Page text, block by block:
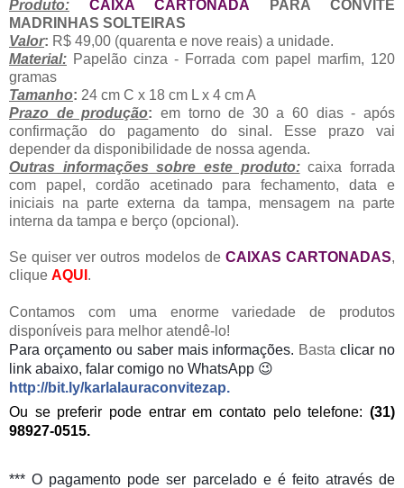
Produto: CAIXA CARTONADA PARA CONVITE
MADRINHAS SOLTEIRAS
Valor: R$ 49,00 (quarenta e nove reais) a unidade.
Material: Papelão cinza - Forrada com papel marfim, 120
gramas
Tamanho: 24 cm C x 18 cm L x 4 cm A
Prazo de produção: em torno de 30 a 60 dias - após
confirmação do pagamento do sinal. Esse prazo vai
depender da disponibilidade de nossa agenda.
Outras informações sobre este produto:caixa forrada
com papel, cordão acetinado para fechamento, data e
iniciais na parte externa da tampa, mensagem na parte
interna da tampa e berço (opcional).
Se quiser ver outros modelos de CAIXAS CARTONADAS,
clique AQUI .
Contamos com uma enorme variedade de produtos
disponíveis para melhor atendê-lo!
Para orçamentoou saber mais informações. Bastaclicar no
link abaixo, falar comigo no WhatsApp 😉
http://bit.ly/karlalauraconvitezap.
Ou se preferir pode entrar em contato pelo telefone: (31)
98927-0515.
*** O pagamento pode ser parcelado e é feito através de